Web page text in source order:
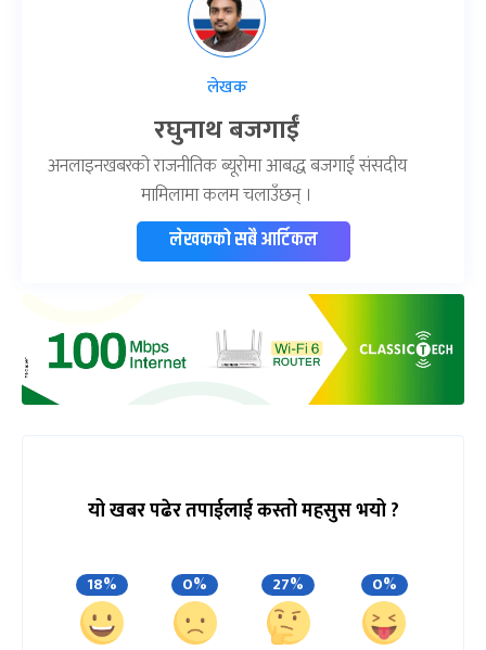
लेखक
रघुनाथ बजगाईं
अनलाइनखबरको राजनीतिक ब्यूरोमा आबद्ध बजगाईं संसदीय
मामिलामा कलम चलाउँछन् ।
लेखकको सबै आर्टिकल
यो खबर पढेर तपाईलाई कस्तो महसुस भयो ?
18% 0% 27% 0%